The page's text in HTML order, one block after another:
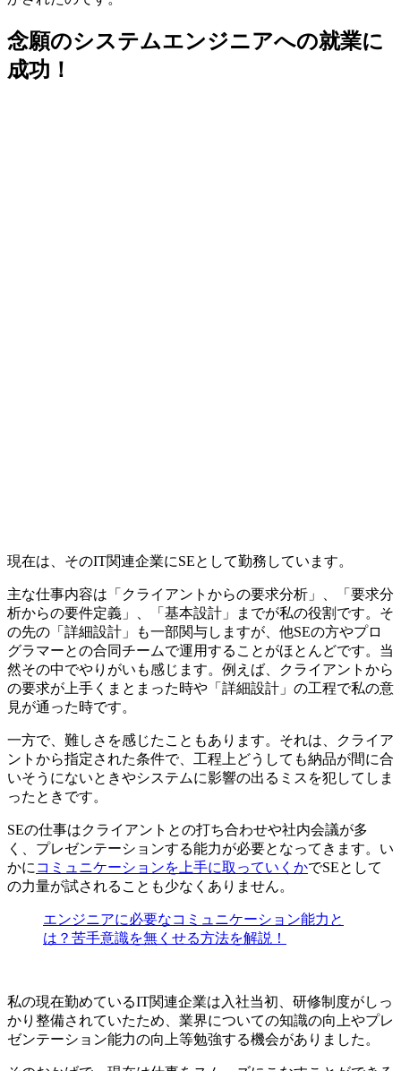
念願のシステムエンジニアへの就業に
成功！
現在は、そのIT関連企業にSEとして勤務 しています。
主な仕事内容は「クライアントからの要求分析」、「要求分
析からの要件定義」、「基本設計」までが私の役割です。そ
の先の「詳細設計」も一部関与しますが、他SEの方やプロ
グラマーとの合同チームで運用することがほとんどです。当
然その中でやりがいも感じます。例えば、クライアントから
の要求が上手くまとまった時や「詳細設計」の工程で私の意
見が通った時です。
一方で、 難しさを感じた こともあります。それは、クライア
ントから指定された条件で、工程上どうしても納品が間に合
いそうにないときやシステムに影響の出るミスを犯してしま
ったときです。
SEの仕事はクライアントとの打ち合わせや社内会議が多
く、 プレゼンテーションする能力が必要となってきます。い
かに コミュニケーションを上手に取っていくかでSEとして
の力量が試されることも少なくありません。
エンジニアに必要なコミュニケーション能力と
は？苦手意識を無くせる方法を解説！
私の現在勤めているIT関連企業は入社当初、研修制度がしっ
かり整備されていたため、業界についての知識の向上やプレ
ゼンテーション能力の向上等勉強する機会がありました。